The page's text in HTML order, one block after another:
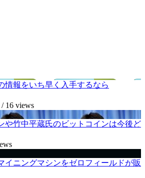
情報をいち早く入手するなら
/ 16 views
や竹中平蔵氏のビットコインは今後ど
イニングマシンをゼロフィールドが販